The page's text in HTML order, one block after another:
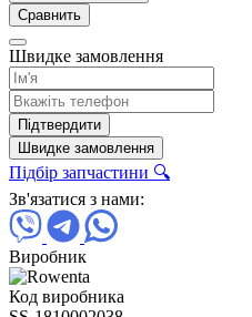
Сравнить
Швидке замовлення
Підтвердити
Швидке замовлення
Підбір запчастини 🔍
Зв'язатися з нами:
Виробник
Код виробника